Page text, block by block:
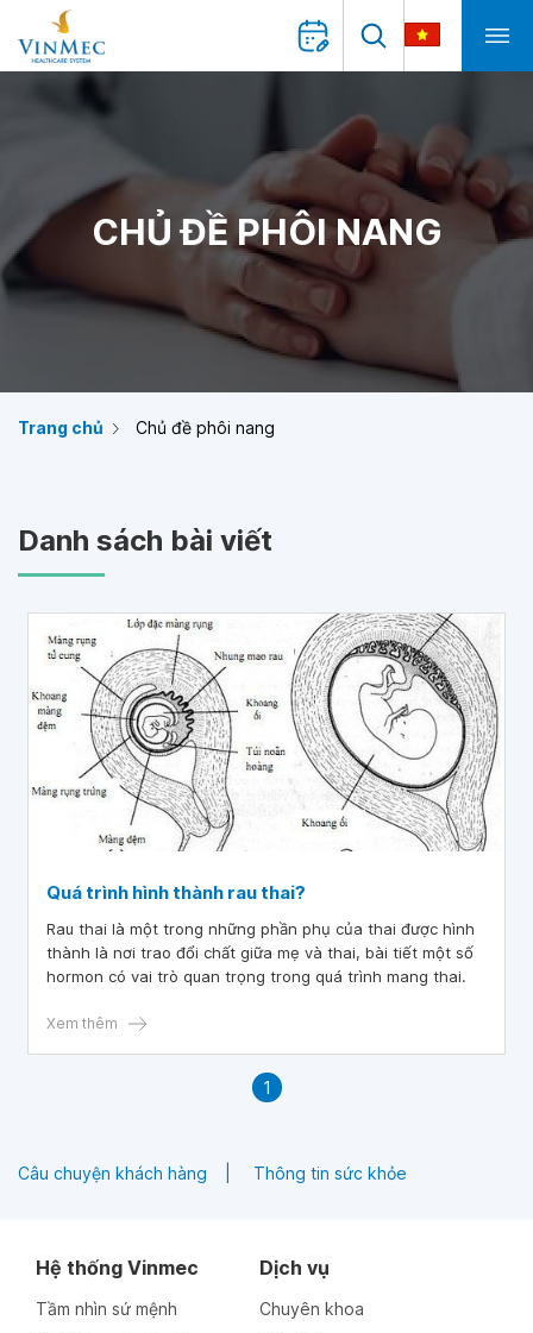
CHỦ ĐỀ PHÔI NANG
Trang chủ Chủ đề phôi nang
Danh sách bài viết
Quá trình hình thành rau thai?
Rau thai là một trong những phần phụ của thai được hình
thành là nơi trao đổi chất giữa mẹ và thai, bài tiết một số
hormon có vai trò quan trọng trong quá trình mang thai.
Xem thêm
1
Câu chuyện khách hàng Thông tin sức khỏe
Hệ thống Vinmec
Tầm nhìn sứ mệnh
Dịch vụ
Chuyên khoa